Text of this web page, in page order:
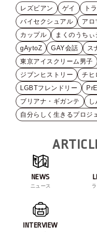
レズビアン ゲイ
ト
バイセクシュアル
アロ
カップル
まくのうちぃ
gAytoZ
GAY会話 ス
東京アイスクリーム男子
ジブンヒストリー
チヒ
LGBTフレンドリー
ブリアナ・ギガンテ
自分らしく生きるプロジ
NEWS
ニュース
INTERVIEW